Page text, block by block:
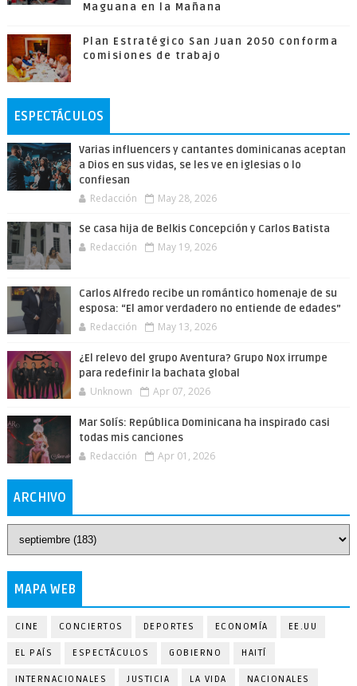
Maguana en la Mañana
Plan Estratégico San Juan 2050 conforma
comisiones de trabajo
ESPECTÁCULOS
Varias influencers y cantantes dominicanas aceptan
a Dios en sus vidas, se les ve en iglesias o lo
confiesan
Redacción May 28, 2026
Se casa hija de Belkis Concepción y Carlos Batista
Redacción May 19, 2026
Carlos Alfredo recibe un romántico homenaje de su
esposa: “El amor verdadero no entiende de edades”
Redacción May 13, 2026
¿El relevo del grupo Aventura? Grupo Nox irrumpe
para redefinir la bachata global
Unknown Apr 07, 2026
Mar Solís: República Dominicana ha inspirado casi
todas mis canciones
Redacción Apr 01, 2026
ARCHIVO
MAPA WEB
CINE CONCIERTOS DEPORTES ECONOMÍA EE.UU
EL PAÍS ESPECTÁCULOS GOBIERNO HAITÍ
INTERNACIONALES JUSTICIA LA VIDA NACIONALES